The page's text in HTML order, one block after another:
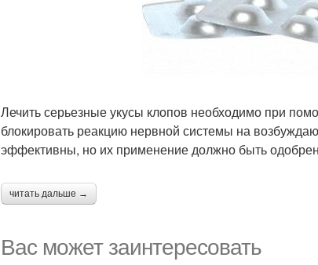
Лечить серьезные укусы клопов необходимо при
блокировать реакцию нервной системы на
эффективны, но их применение должно быть
читать дальше →
Вас может заинтересовать